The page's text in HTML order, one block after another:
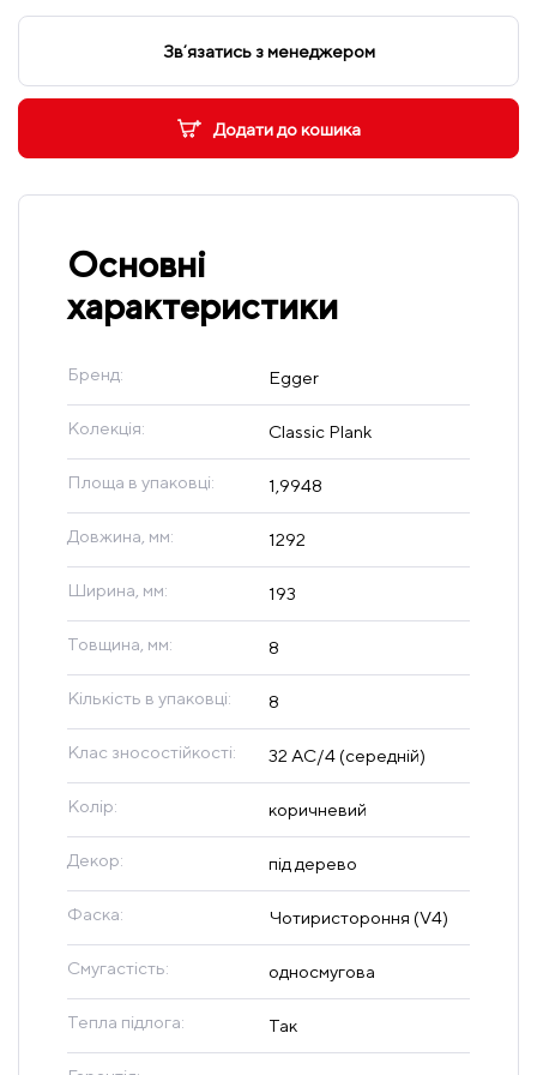
Додати до кошика
Звʼязатись з менеджером
Основні
характеристики
Бренд: Egger
Колекція: Classic Plank
Площа в упаковці: 1,9948
Довжина, мм: 1292
Ширина, мм: 193
Товщина, мм: 8
Кількість в упаковці: 8
Клас зносостійкості: 32 AC/4 (середній)
Колір: коричневий
Декор: під дерево
Фаска: Чотиристороння (V4)
Смугастість: односмугова
Тепла підлога: Так